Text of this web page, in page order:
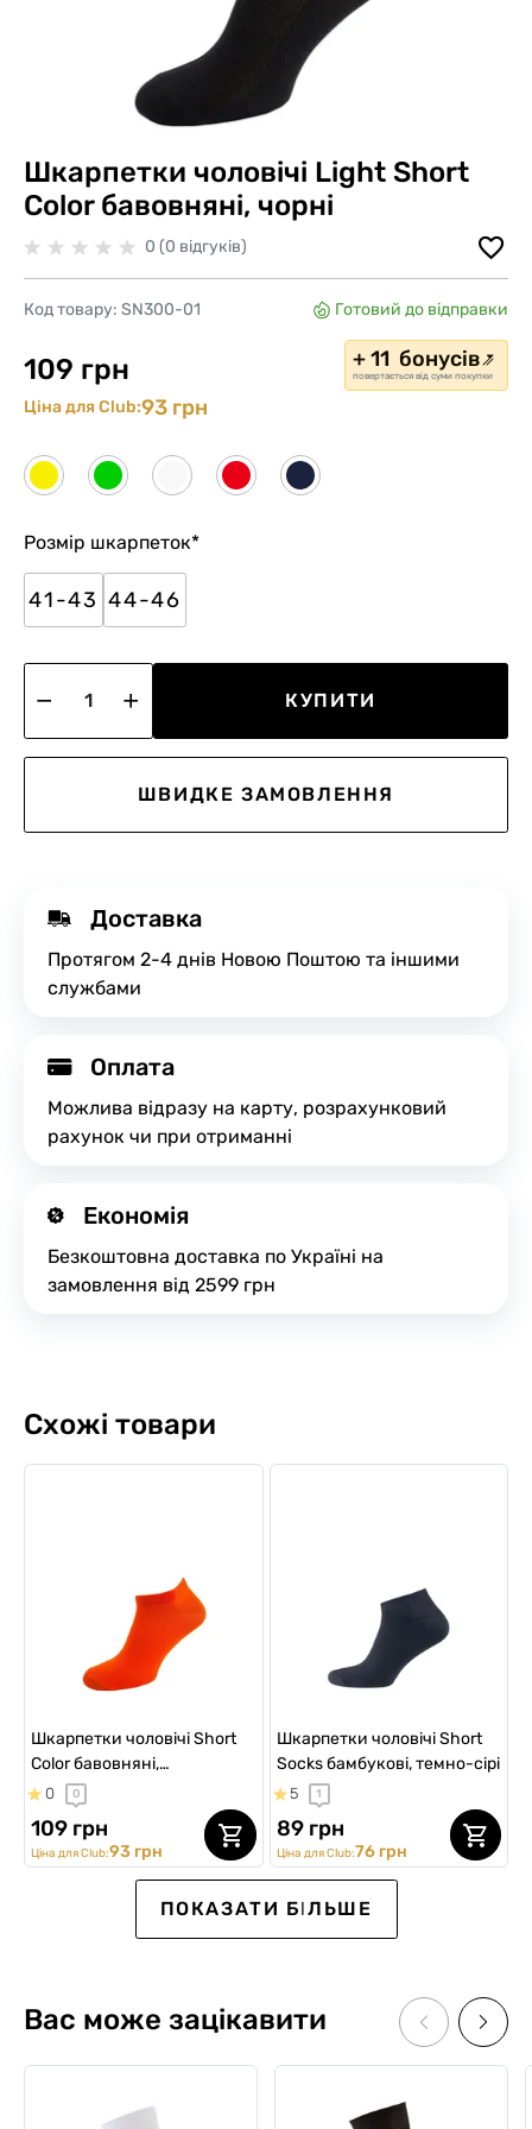
Шкарпетки чоловічі Light Short
Color бавовняні, чорні
0 (0 відгуків)
Код товару: SN300-01 Готовий до відправки
109 грн + 11 бонусів
повертається від суми покупки
Ціна для Club:93 грн
Розмір шкарпеток*
41-43 44-46
КУПИТИ
ШВИДКЕ ЗАМОВЛЕННЯ
Доставка
Протягом 2-4 днів Новою Поштою та іншими
службами
Оплата
Можлива відразу на карту, розрахунковий
рахунок чи при отриманні
Економія
Безкоштовна доставка по Україні на
замовлення від 2599 грн
Схожі товари
Шкарпетки чоловічі Short
Color бавовняні,
помаранчеві
0 0
109 грн
Ціна для Club:93 грн
Шкарпетки чоловічі Short
Socks бамбукові, темно-сірі
5 1
89 грн
Ціна для Club:76 грн
ПОКАЗАТИ БІЛЬШЕ
Вас може зацікавити